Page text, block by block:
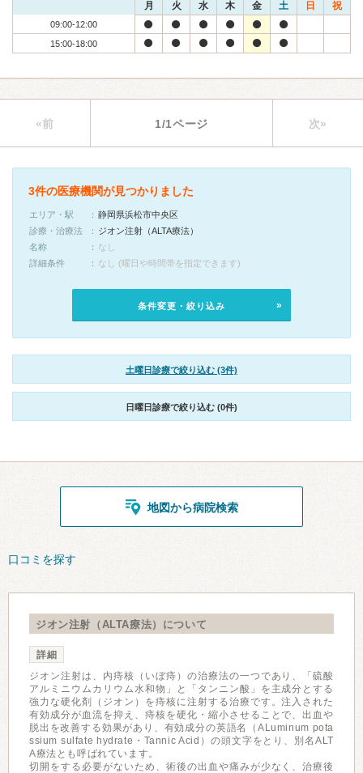
月 火 水 木 金 土 日 祝
09:00-12:00
15:00-18:00
«前 1/1ページ 次»
3件の医療機関が見つかりました
エリア・駅
静岡県浜松市中央区
診療・治療法
ジオン注射（ALTA療法）
名称
なし
詳細条件
なし (曜日や時間帯を指定できます)
条件変更・絞り込み
土曜日診療で絞り込む (3件)
日曜日診療で絞り込む (0件)
地図から病院検索
口コミを探す
ジオン注射（ALTA療法）について
詳細
ジオン注射は、内痔核（いぼ痔）の治療法の一つであり、「硫酸
アルミニウムカリウム水和物」と「タンニン酸」を主成分とする
強力な硬化剤（ジオン）を痔核に注射する治療です。注入された
有効成分が血流を抑え、痔核を硬化・縮小させることで、出血や
脱出を改善する効果があり、有効成分の英語名（ALuminum pota
ssium sulfate hydrate・Tannic Acid）の頭文字をとり、別名ALT
A療法とも呼ばれています。
切開をする必要がないため、術後の出血や痛みが少なく、治療後